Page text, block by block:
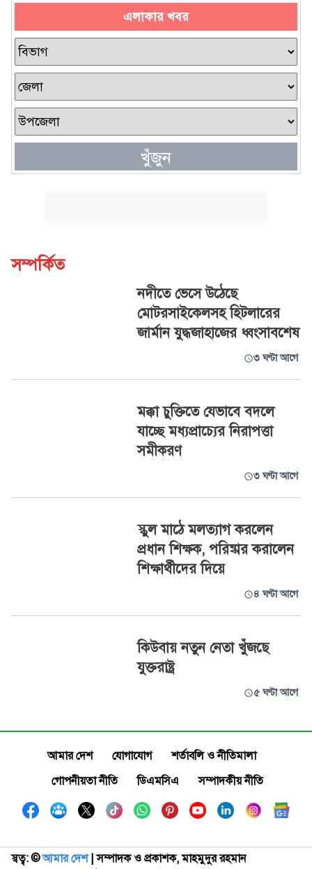
এলাকার খবর
খুঁজুন
সম্পর্কিত
নদীতে ভেসে উঠেছে
মোটরসাইকেলসহ হিটলারের
জার্মান যুদ্ধজাহাজের ধ্বংসাবশেষ
৩ ঘণ্টা আগে
মক্কা চুক্তিতে যেভাবে বদলে
যাচ্ছে মধ্যপ্রাচ্যের নিরাপত্তা
সমীকরণ
৩ ঘণ্টা আগে
স্কুল মাঠে মলত্যাগ করলেন
প্রধান শিক্ষক, পরিষ্কার করালেন
শিক্ষার্থীদের দিয়ে
৪ ঘণ্টা আগে
কিউবায় নতুন নেতা খুঁজছে
যুক্তরাষ্ট্র
৫ ঘণ্টা আগে
আমার দেশ যোগাযোগ
শর্তাবলি ও নীতিমালা
গোপনীয়তা নীতি
ডিএমসিএ সম্পাদকীয় নীতি
স্বত্ব: ©️আমার দেশ| সম্পাদক ও প্রকাশক, মাহমুদুর রহমান